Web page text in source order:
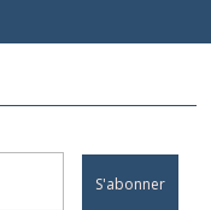
S'abonner